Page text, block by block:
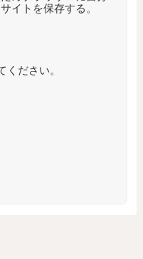
イトを保存する。
ください。